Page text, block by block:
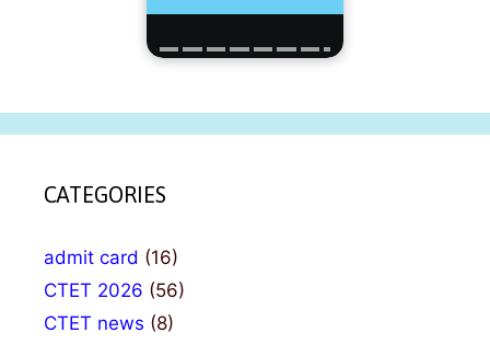
CATEGORIES
admit card (16)
CTET 2026 (56)
CTET news (8)